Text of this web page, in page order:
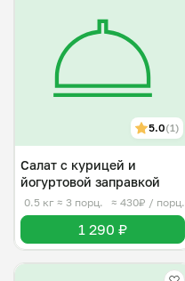
5.0(1)
Салат с курицей и
йогуртовой заправкой
0.5 кг ≈ 3 порц. ≈ 430₽ / порц.
1 290 ₽